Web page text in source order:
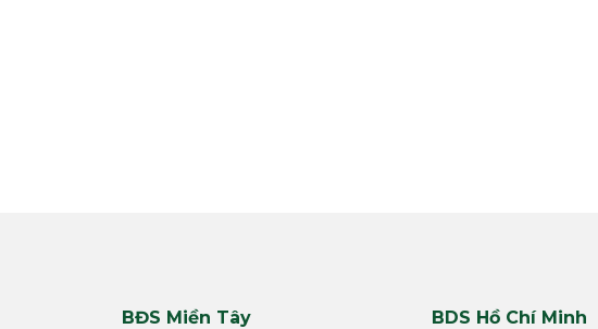
BĐS Miền Tây BDS Hồ Chí Minh